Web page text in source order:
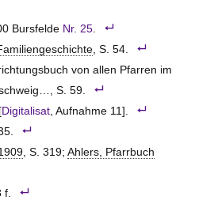
Bursfelde Nr. 25.
, S. 54.
von allen Pfarren im
S. 59.
Digitalisat, Aufnahme 11].
, S. 319; Ahlers, Pfarrbuch
f.